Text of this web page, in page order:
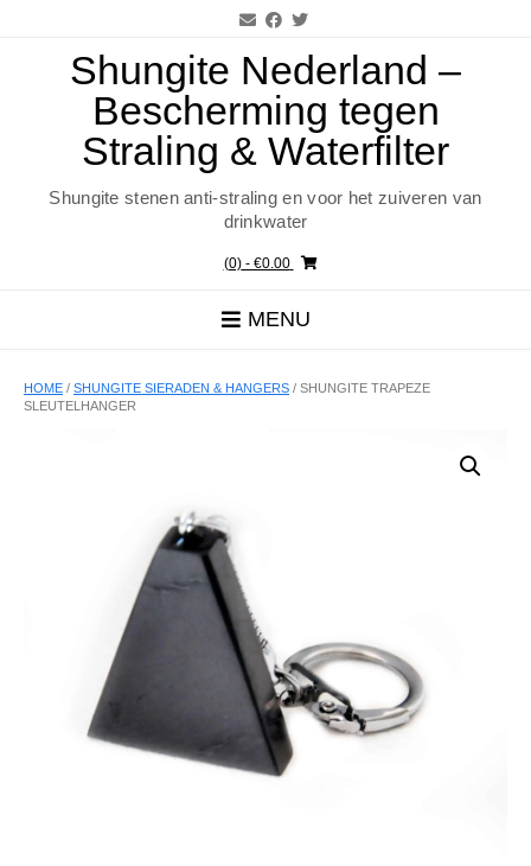
Shungite Nederland –
Bescherming tegen
Straling & Waterfilter
Shungite stenen anti-straling en voor het zuiveren van
drinkwater
(0)- €0.00
MENU
HOME / SHUNGITE SIERADEN & HANGERS / SHUNGITE TRAPEZE
SLEUTELHANGER